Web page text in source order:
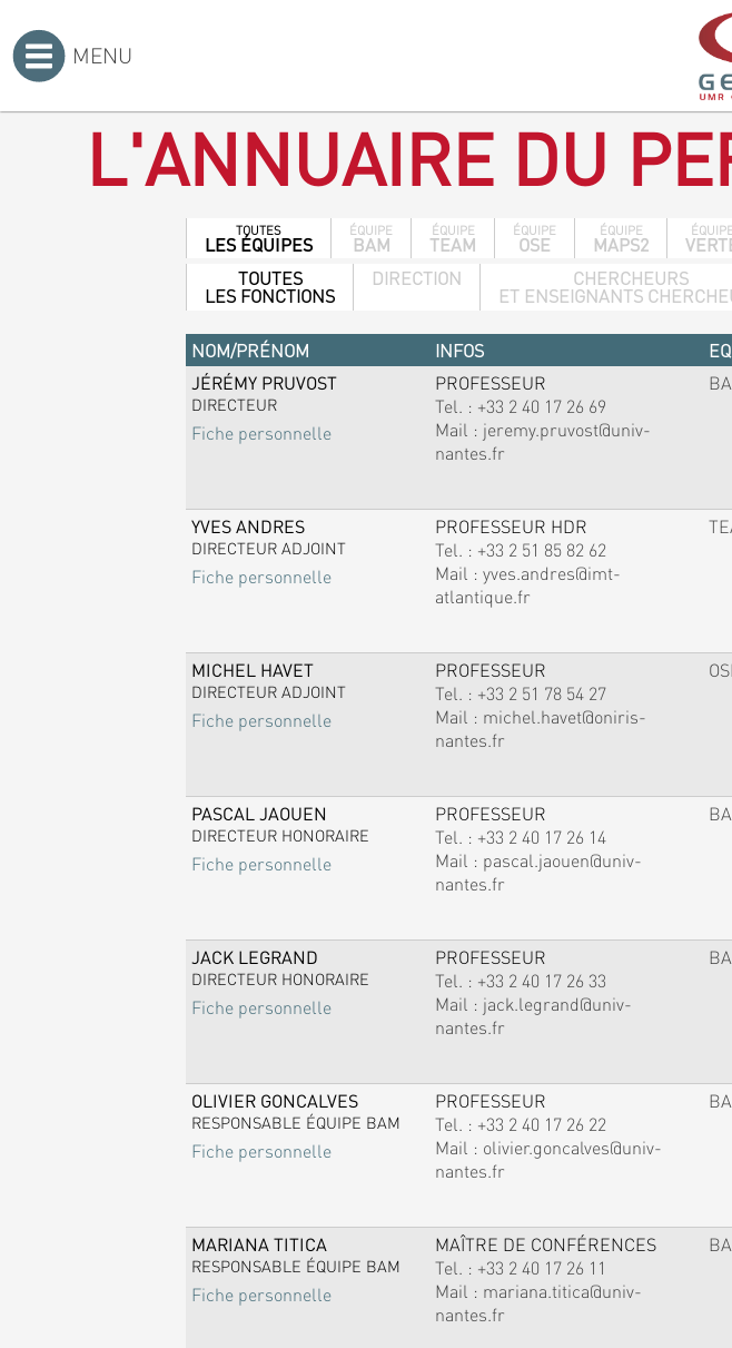
MENU
L'ANNUAIRE DU
TOUTES
LES ÉQUIPES
ÉQUIPE
BAM
ÉQUIPE
TEAM
ÉQUIPE
OSE
ÉQUIPE
MAPS2
ÉQUIPE
TOUTES
LES FONCTIONS
DIRECTION CHERCHEURS
ET ENSEIGNANTS
NOM/PRÉNOM INFOS
JÉRÉMY PRUVOST
DIRECTEUR
Fiche personnelle
PROFESSEUR
Tel. : +33 2 40 17 26 69
Mail : jeremy.pruvost@univ-
nantes.fr
YVES ANDRES
DIRECTEUR ADJOINT
Fiche personnelle
PROFESSEUR HDR
Tel. : +33 2 51 85 82 62
Mail : yves.andres@imt-
atlantique.fr
MICHEL HAVET
DIRECTEUR ADJOINT
Fiche personnelle
PROFESSEUR
Tel. : +33 2 51 78 54 27
Mail : michel.havet@oniris-
nantes.fr
PASCAL JAOUEN
DIRECTEUR HONORAIRE
Fiche personnelle
PROFESSEUR
Tel. : +33 2 40 17 26 14
Mail : pascal.jaouen@univ-
nantes.fr
JACK LEGRAND
DIRECTEUR HONORAIRE
Fiche personnelle
PROFESSEUR
Tel. : +33 2 40 17 26 33
Mail : jack.legrand@univ-
nantes.fr
OLIVIER GONCALVES
RESPONSABLE ÉQUIPE BAM
Fiche personnelle
PROFESSEUR
Tel. : +33 2 40 17 26 22
Mail : olivier.goncalves@univ-
nantes.fr
MARIANA TITICA
RESPONSABLE ÉQUIPE BAM
Fiche personnelle
MAÎTRE DE CONFÉRENCES
Tel. : +33 2 40 17 26 11
Mail : mariana.titica@univ-
nantes.fr